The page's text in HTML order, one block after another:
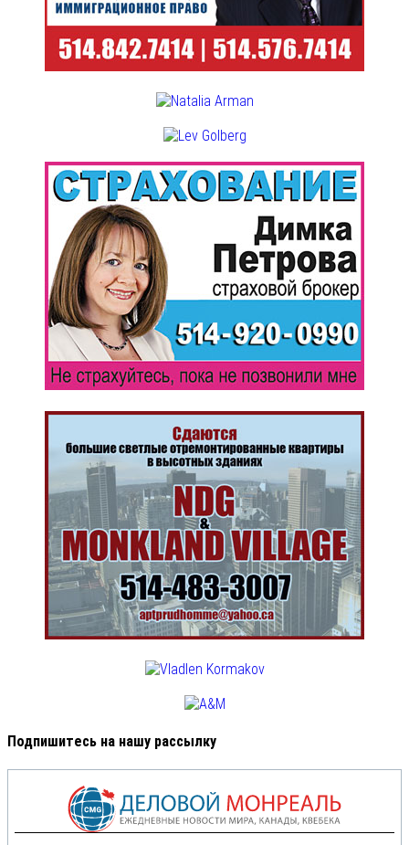
Подпишитесь на нашу рассылку